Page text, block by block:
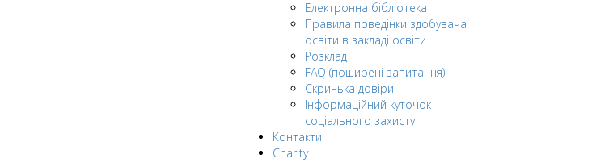
Електронна бібліотека
Правила поведінки здобувача
освіти в закладі освіти
Розклад
FAQ (поширені запитання)
Скринька довіри
Інформаційний куточок
соціального захисту
Контакти
Charity